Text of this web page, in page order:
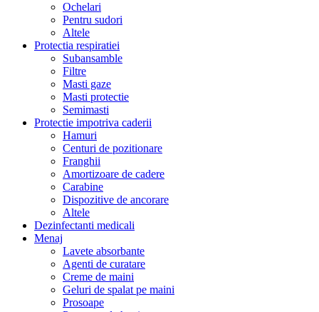
Ochelari
Pentru sudori
Altele
Protectia respiratiei
Subansamble
Filtre
Masti gaze
Masti protectie
Semimasti
Protectie impotriva caderii
Hamuri
Centuri de pozitionare
Franghii
Amortizoare de cadere
Carabine
Dispozitive de ancorare
Altele
Dezinfectanti medicali
Menaj
Lavete absorbante
Agenti de curatare
Creme de maini
Geluri de spalat pe maini
Prosoape